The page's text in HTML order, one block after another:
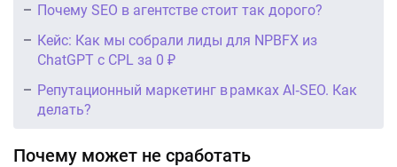
Почему SEO в агентстве стоит так дорого?
Кейс: Как мы собрали лиды для NPBFX из
ChatGPT с CPL за 0 ₽
Репутационный маркетинг в рамках AI‑SEO. Как
делать?
Почему может не сработать